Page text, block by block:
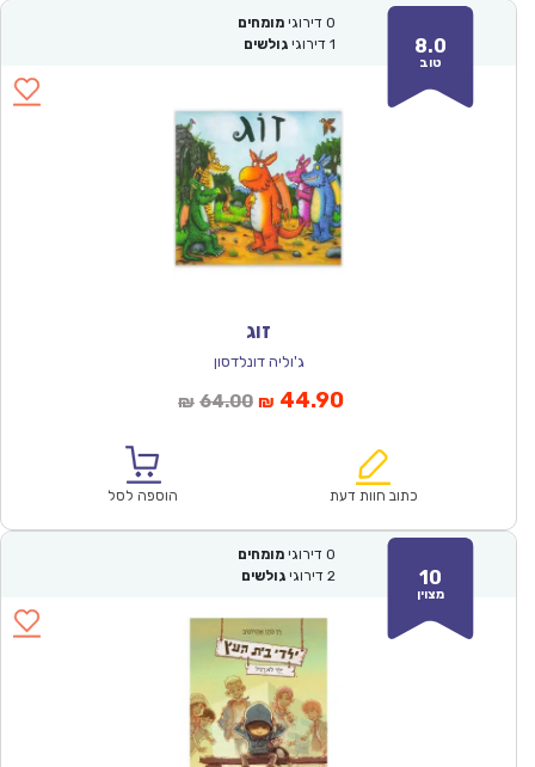
8.0
טוב
0 דירוגי מומחים
1 דירוגי גולשים
זוג
ג'וליה דונלדסון
₪ 64.00המחיר
₪64.00.
₪ 44.90המחיר
הוא:
כתוב חוות דעת הוספה לסל
10
מצוין
0 דירוגי מומחים
2 דירוגי גולשים